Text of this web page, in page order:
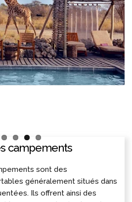
campements
sont des
généralement situés dans
Ils offrent ainsi des